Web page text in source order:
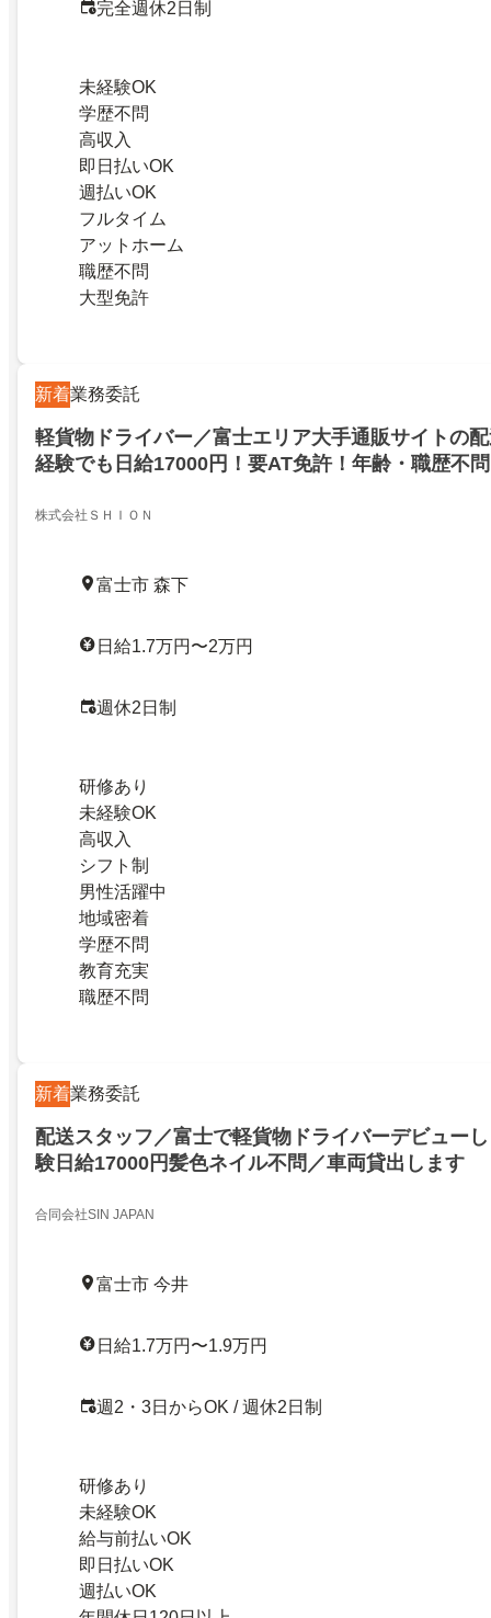
完全週休2日制
未経験OK
学歴不問
高収入
即日払いOK
週払いOK
フルタイム
アットホーム
職歴不問
大型免許
新着業務委託
軽貨物ドライバー／富士エリア大手通販サイトの
経験でも日給17000円！要AT免許！年齢・職歴不問
株式会社ＳＨＩＯＮ
富士市 森下
日給1.7万円〜2万円
週休2日制
研修あり
未経験OK
高収入
シフト制
男性活躍中
地域密着
学歴不問
教育充実
職歴不問
新着業務委託
配送スタッフ／富士で軽貨物ドライバーデビュー
験日給17000円髪色ネイル不問／車両貸出します
合同会社SIN JAPAN
富士市 今井
日給1.7万円〜1.9万円
週2・3日からOK / 週休2日制
研修あり
未経験OK
給与前払いOK
即日払いOK
週払いOK